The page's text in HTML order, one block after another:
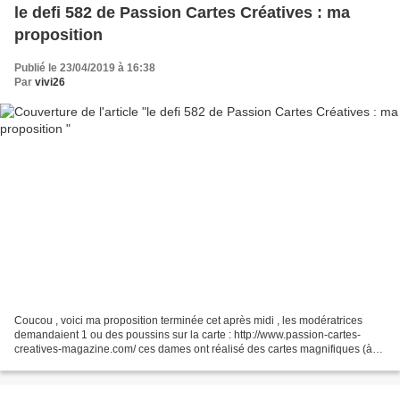
le defi 582 de Passion Cartes Créatives : ma
proposition
Publié le 23/04/2019 à 16:38
Par vivi26
Coucou , voici ma proposition terminée cet après midi , les modératrices
demandaient 1 ou des poussins sur la carte : http://www.passion-cartes-
creatives-magazine.com/ ces dames ont réalisé des cartes magnifiques (à